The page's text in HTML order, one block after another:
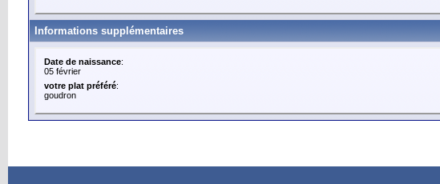
Informations supplémentaires
Date de naissance:
05 février
votre plat préféré:
goudron